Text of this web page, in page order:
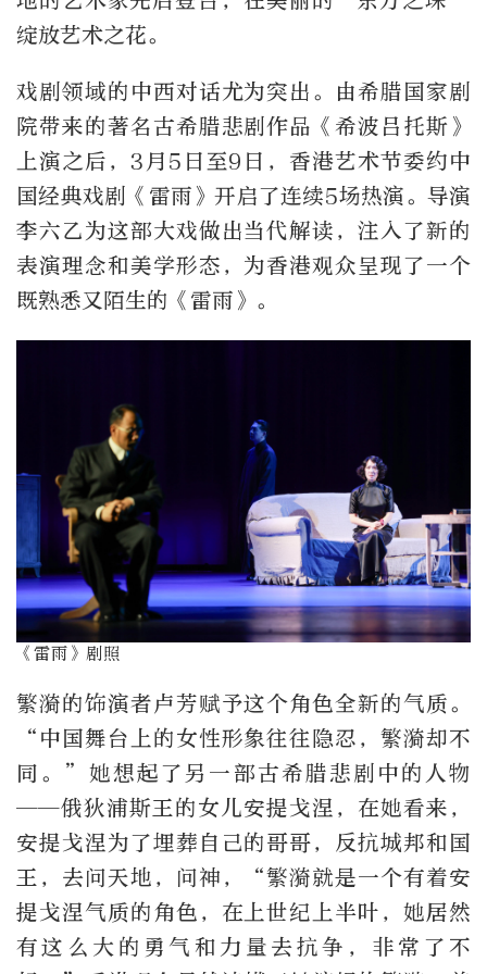
绽放艺术之花。
戏剧领域的中西对话尤为突出。由希腊国家剧
院带来的著名古希腊悲剧作品《希波吕托斯》
上演之后，3月5日至9日，香港艺术节委约中
国经典戏剧《雷雨》开启了连续5场热演。导演
李六乙为这部大戏做出当代解读，注入了新的
表演理念和美学形态，为香港观众呈现了一个
既熟悉又陌生的《雷雨》。
《雷雨》剧照
繁漪的饰演者卢芳赋予这个角色全新的气质。
“中国舞台上的女性形象往往隐忍，繁漪却不
同。”她想起了另一部古希腊悲剧中的人物
——俄狄浦斯王的女儿安提戈涅，在她看来，
安提戈涅为了埋葬自己的哥哥，反抗城邦和国
王，去问天地，问神，“繁漪就是一个有着安
提戈涅气质的角色，在上世纪上半叶，她居然
有这么大的勇气和力量去抗争，非常了不